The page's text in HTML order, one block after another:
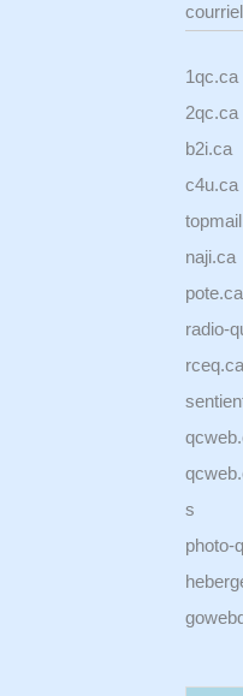
1qc.ca
2qc.ca
b2i.ca
c4u.ca
naji.ca
pote.ca
radio-
rceq.ca
s
photo-